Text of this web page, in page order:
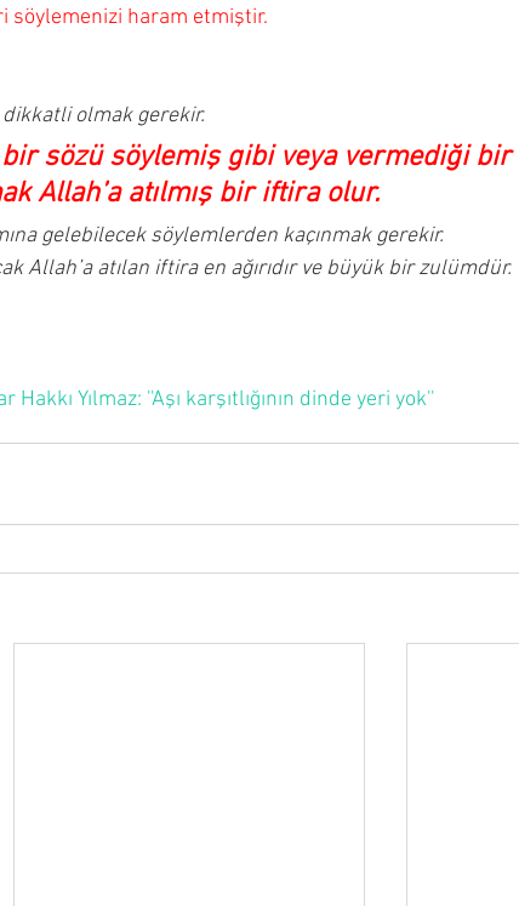
söylemenizi haram etmiştir.
olmak gerekir.
bir sözü söylemiş gibi veya vermediği
Allah’a atılmış bir iftira olur.
gelebilecek söylemlerden kaçınmak gerekir.
Allah’a atılan iftira en ağırıdır ve büyük bir zulümdür.
Yılmaz: ''Aşı karşıtlığının dinde yeri yok''